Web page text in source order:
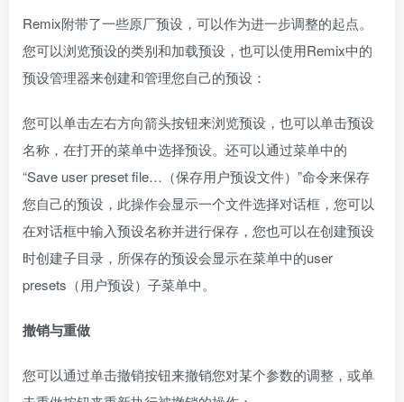
Remix附带了一些原厂预设，可以作为进一步调整的起点。
您可以浏览预设的类别和加载预设，也可以使用Remix中的
预设管理器来创建和管理您自己的预设：
您可以单击左右方向箭头按钮来浏览预设，也可以单击预设
名称，在打开的菜单中选择预设。还可以通过菜单中的
“Save user preset file…（保存用户预设文件）”命令来保存
您自己的预设，此操作会显示一个文件选择对话框，您可以
在对话框中输入预设名称并进行保存，您也可以在创建预设
时创建子目录，所保存的预设会显示在菜单中的user
presets（用户预设）子菜单中。
撤销与重做
您可以通过单击撤销按钮来撤销您对某个参数的调整，或单